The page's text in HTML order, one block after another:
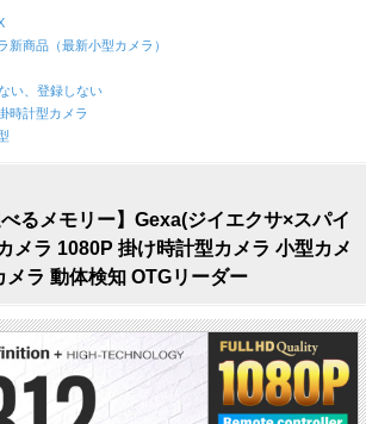
新商品（最新小型カメラ）
い、登録しない
時計型カメラ
べるメモリー】Gexa(ジイエクサ×スパイ
メラ 1080P 掛け時計型カメラ 小型カメ
メラ 動体検知 OTGリーダー